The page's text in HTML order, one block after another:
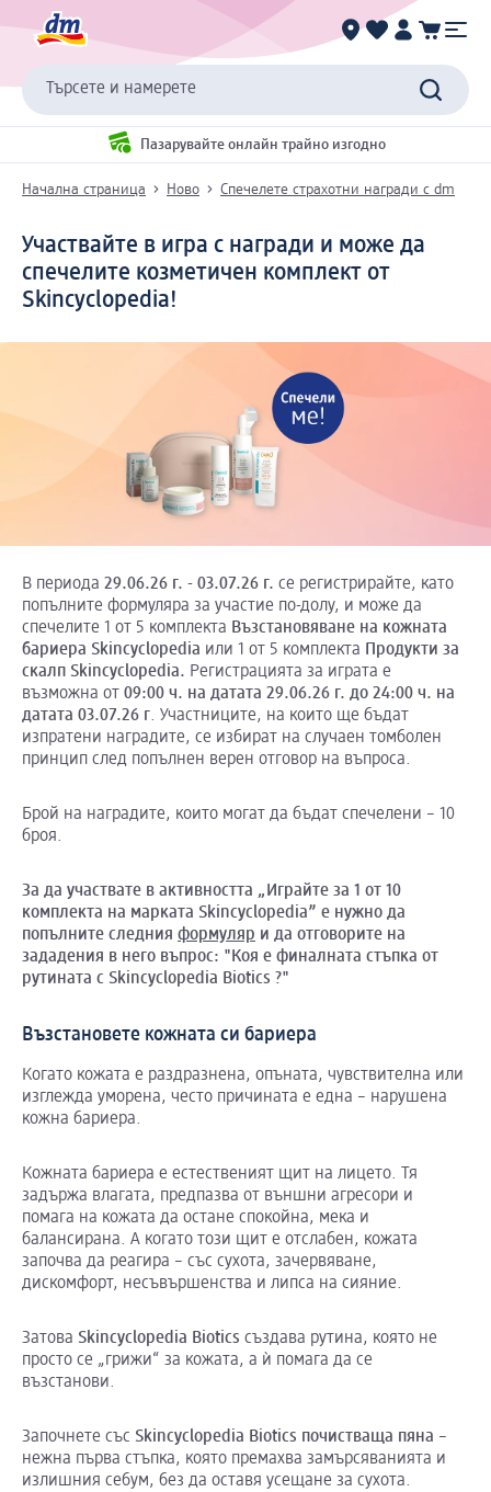
Търсете и намерете
Пазарувайте онлайн трайно изгодно
Начална страница Ново Спечелете страхотни награди с dm
Участвайте в игра с награди и може да
спечелите козметичен комплект от
Skincyclopedia!
В периода 29.06.26 г. - 03.07.26 г. се регистрирайте, като
попълните формуляра за участие по-долу, и може да
спечелите 1 от 5 комплекта Възстановяване на кожната
бариера Skincyclopedia или 1 от 5 комплекта Продукти за
скалп Skincyclopedia. Регистрацията за играта е
възможна от 09:00 ч. на датата 29.06.26 г. до 24:00 ч. на
датата 03.07.26 г. Участниците, на които ще бъдат
изпратени наградите, се избират на случаен томболен
принцип след попълнен верен отговор на въпроса.
Брой на наградите, които могат да бъдат спечелени – 10
броя.
За да участвате в активността „Играйте за 1 от 10
комплекта на марката Skincyclopedia” е нужно да
попълните следния формуляр и да отговорите на
зададения в него въпрос: "Коя е финалната стъпка от
рутината с Skincyclopedia Biotics ?"
Възстановете кожната си бариера
Когато кожата е раздразнена, опъната, чувствителна или
изглежда уморена, често причината е една – нарушена
кожна бариера.
Кожната бариера е естественият щит на лицето. Тя
задържа влагата, предпазва от външни агресори и
помага на кожата да остане спокойна, мека и
балансирана. А когато този щит е отслабен, кожата
започва да реагира – със сухота, зачервяване,
дискомфорт, несъвършенства и липса на сияние.
Затова Skincyclopedia Biotics създава рутина, която не
просто се „грижи“ за кожата, а ѝ помага да се
възстанови.
Започнете със Skincyclopedia Biotics почистваща пяна –
нежна първа стъпка, която премахва замърсяванията и
излишния себум, без да оставя усещане за сухота.